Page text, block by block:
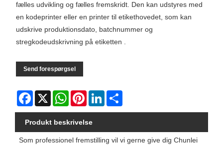
fælles udvikling og fælles fremskridt. Den kan udstyres med
en kodeprinter eller en printer til etikethovedet, som kan
udskrive produktionsdato, batchnummer og
stregkodeudskrivning på etiketten .
Send forespørgsel
Facebook
X WhatsAppPinterestLinkedIn
Produkt beskrivelse
Som professionel fremstilling vil vi gerne give dig Chunlei